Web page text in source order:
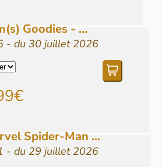
Goodies - ...
- du 30 juillet 2026
Spider-Man ...
- du 29 juillet 2026